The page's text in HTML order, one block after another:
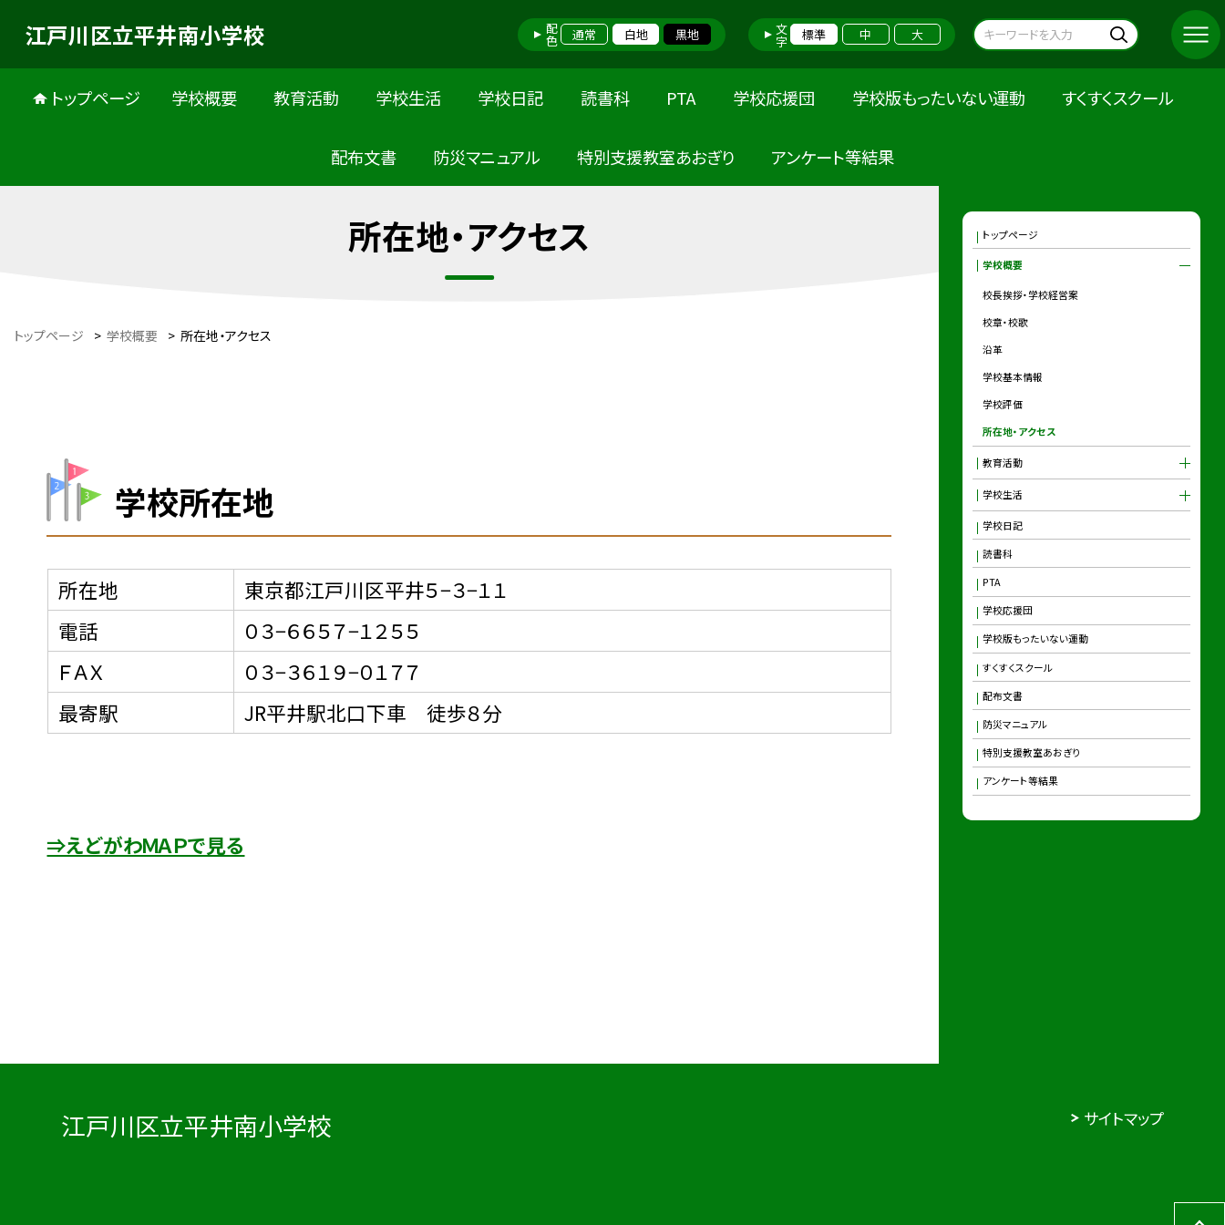
江戸川区立平井南小学校 配色 通常 白地 黒地 文字 標準 中 大
トップページ 学校概要 教育活動 学校生活 学校日記 読書科 PTA 学校応援団 学校版もったいない運動 すくすくスクール
配布文書 防災マニュアル 特別支援教室あおぎり アンケート等結果
所在地・アクセス
トップページ > 学校概要 > 所在地・アクセス
学校所在地
所在地
東京都江戸川区平井５−３−１１
電話
０３−６６５７−１２５５
ＦＡＸ
０３−３６１９−０１７７
最寄駅
JR平井駅北口下車 徒歩８分
⇒えどがわＭＡＰで見る
トップページ
学校概要
校長挨拶・学校経営案
校章・校歌
沿革
学校基本情報
学校評価
所在地・アクセス
教育活動
学校生活
学校日記
読書科
PTA
学校応援団
学校版もったいない運動
すくすくスクール
配布文書
防災マニュアル
特別支援教室あおぎり
アンケート等結果
江戸川区立平井南小学校 サイトマップ